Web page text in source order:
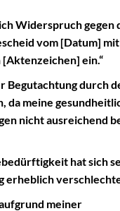
Widerspruch gegen
vom [Datum]
ein.“
Begutachtung durch
da meine
nicht ausreichend
hat sich
erheblich
meiner